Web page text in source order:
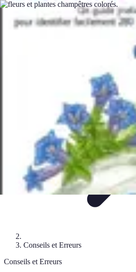
Fleur CBD Pur
Achat et SélectionBien-êtreUsageVariétés
Conseils et Erreurs
Conseils et Erreurs